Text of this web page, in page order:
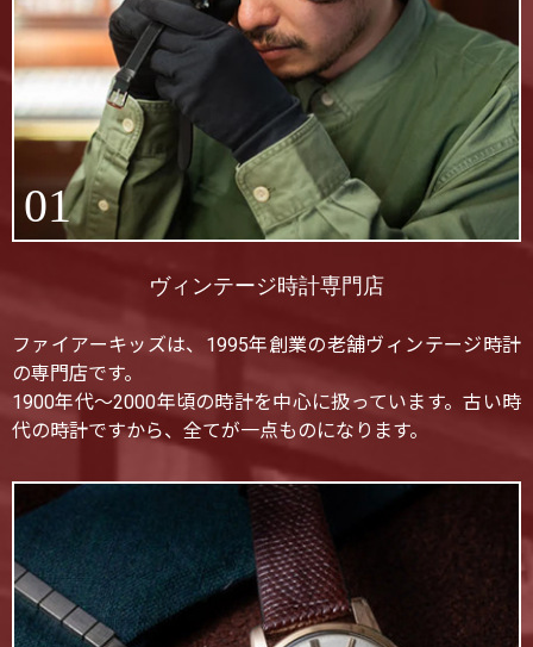
01
ヴィンテージ時計専門店
ファイアーキッズは、1995年創業の老舗ヴィンテージ時計
の専門店です。
1900年代〜2000年頃の時計を中心に扱っています。古い時
代の時計ですから、全てが一点ものになります。